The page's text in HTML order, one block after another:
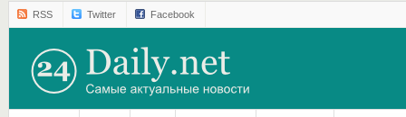
RSS Twitter Facebook